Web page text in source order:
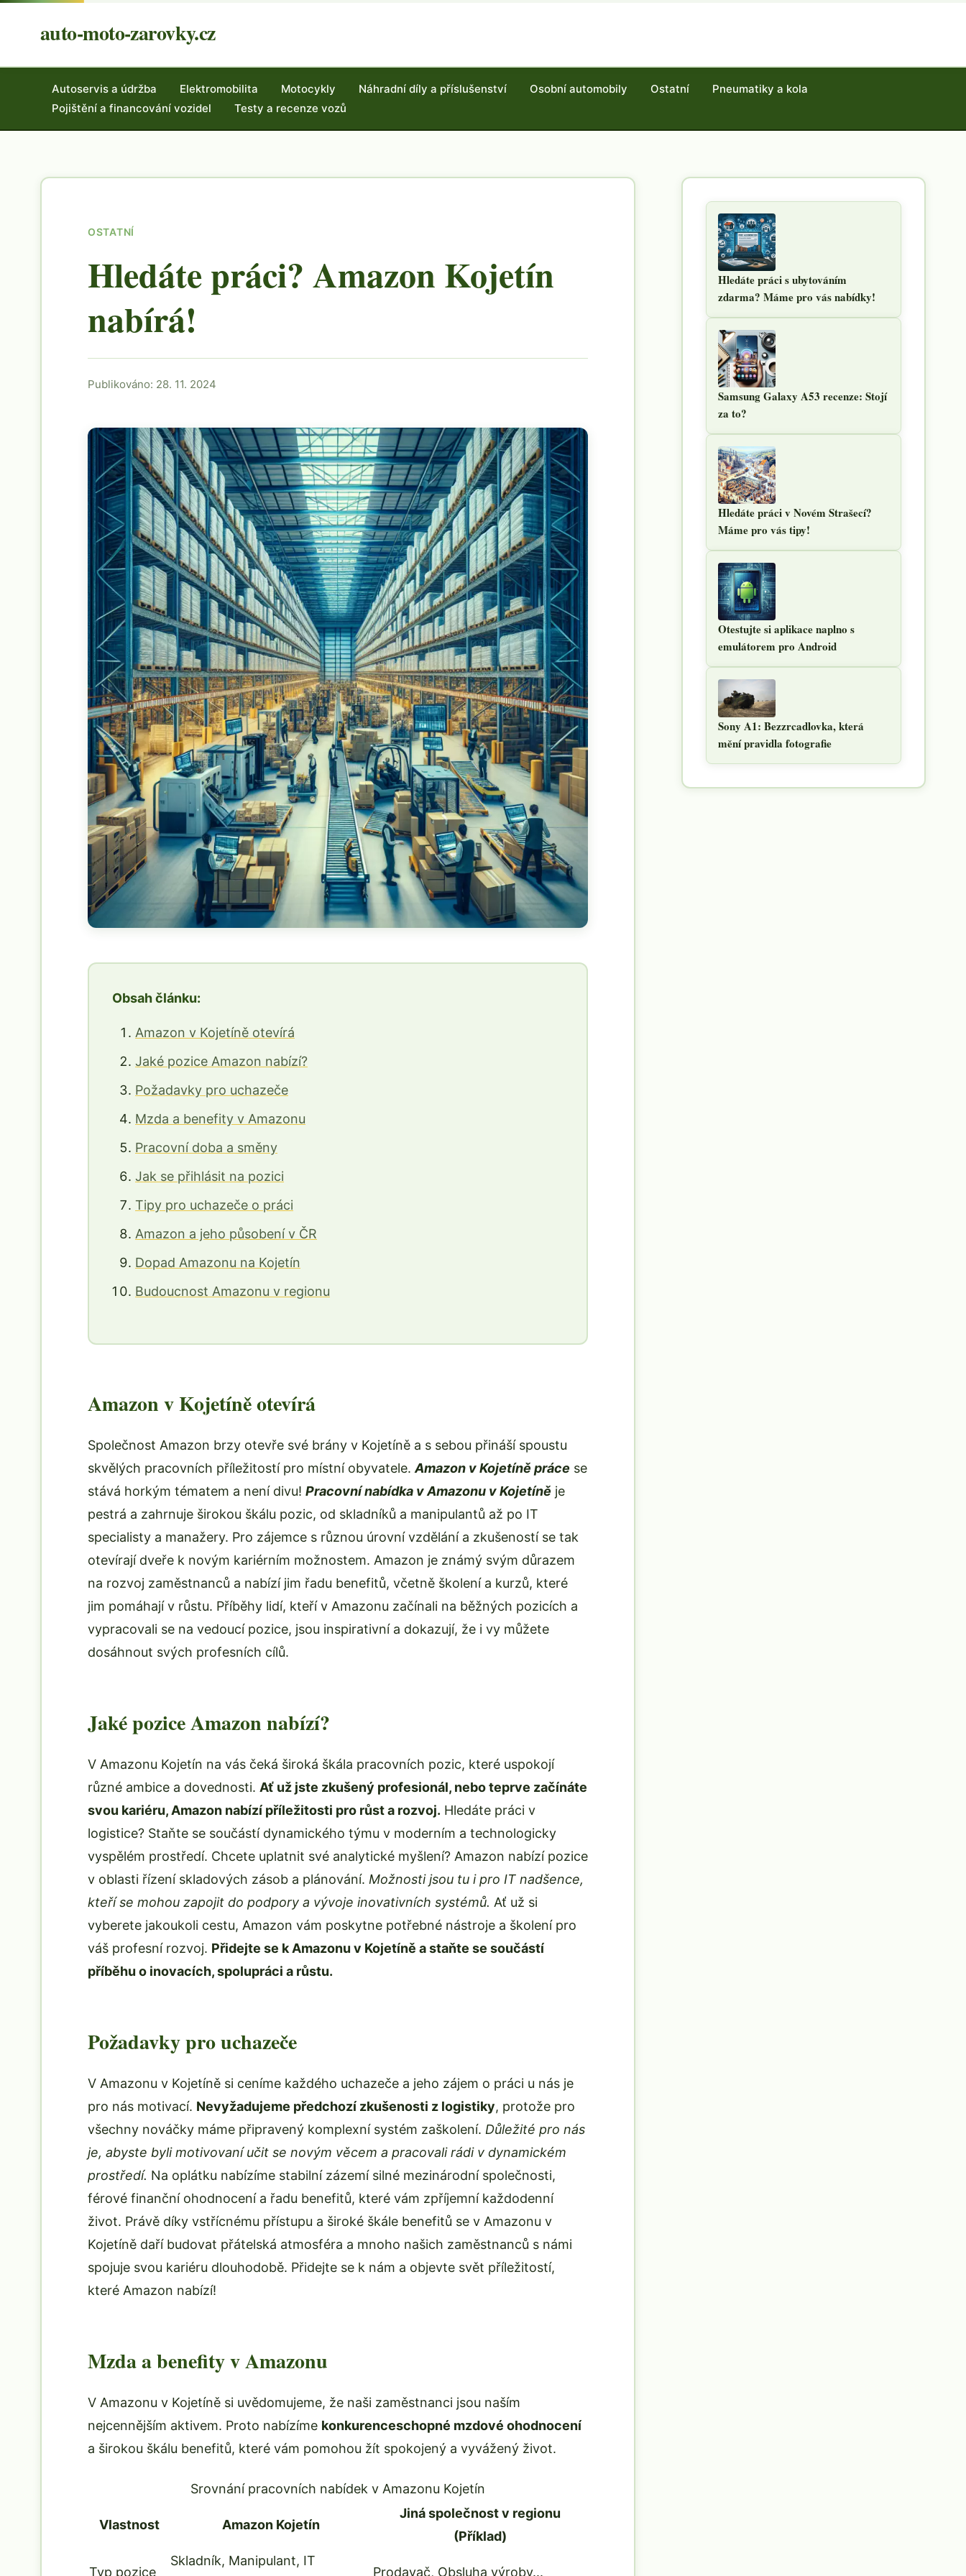
auto-moto-zarovky.cz
Autoservis a údržba Elektromobilita Motocykly Náhradní díly a příslušenství Osobní automobily Ostatní
Pneumatiky a kola
Pojištění a financování vozidel
Testy a recenze vozů
OSTATNÍ
Hledáte práci? Amazon Kojetín
nabírá!
Publikováno: 28. 11. 2024
Obsah článku:
Amazon v Kojetíně otevírá
Jaké pozice Amazon nabízí?
Požadavky pro uchazeče
Mzda a benefity v Amazonu
Pracovní doba a směny
Jak se přihlásit na pozici
Tipy pro uchazeče o práci
Amazon a jeho působení v ČR
Dopad Amazonu na Kojetín
Budoucnost Amazonu v regionu
Amazon v Kojetíně otevírá
Společnost Amazon brzy otevře své brány v Kojetíně a s sebou přináší spoustu
skvělých pracovních příležitostí pro místní obyvatele. Amazon v Kojetíně práce se
stává horkým tématem a není divu! Pracovní nabídka v Amazonu v Kojetíně je
pestrá a zahrnuje širokou škálu pozic, od skladníků a manipulantů až po IT
specialisty a manažery. Pro zájemce s různou úrovní vzdělání a zkušeností se tak
otevírají dveře k novým kariérním možnostem. Amazon je známý svým důrazem
na rozvoj zaměstnanců a nabízí jim řadu benefitů, včetně školení a kurzů, které
jim pomáhají v růstu. Příběhy lidí, kteří v Amazonu začínali na běžných pozicích a
vypracovali se na vedoucí pozice, jsou inspirativní a dokazují, že i vy můžete
dosáhnout svých profesních cílů.
Jaké pozice Amazon nabízí?
V Amazonu Kojetín na vás čeká široká škála pracovních pozic, které uspokojí
různé ambice a dovednosti. Ať už jste zkušený profesionál, nebo teprve začínáte
svou kariéru, Amazon nabízí příležitosti pro růst a rozvoj. Hledáte práci v
logistice? Staňte se součástí dynamického týmu v moderním a technologicky
vyspělém prostředí. Chcete uplatnit své analytické myšlení? Amazon nabízí pozice
v oblasti řízení skladových zásob a plánování. Možnosti jsou tu i pro IT nadšence,
kteří se mohou zapojit do podpory a vývoje inovativních systémů. Ať už si
vyberete jakoukoli cestu, Amazon vám poskytne potřebné nástroje a školení pro
váš profesní rozvoj. Přidejte se k Amazonu v Kojetíně a staňte se součástí
příběhu o inovacích, spolupráci a růstu.
Požadavky pro uchazeče
V Amazonu v Kojetíně si ceníme každého uchazeče a jeho zájem o práci u nás je
pro nás motivací. Nevyžadujeme předchozí zkušenosti z logistiky, protože pro
všechny nováčky máme připravený komplexní systém zaškolení. Důležité pro nás
je, abyste byli motivovaní učit se novým věcem a pracovali rádi v dynamickém
prostředí. Na oplátku nabízíme stabilní zázemí silné mezinárodní společnosti,
férové finanční ohodnocení a řadu benefitů, které vám zpříjemní každodenní
život. Právě díky vstřícnému přístupu a široké škále benefitů se v Amazonu v
Kojetíně daří budovat přátelská atmosféra a mnoho našich zaměstnanců s námi
spojuje svou kariéru dlouhodobě. Přidejte se k nám a objevte svět příležitostí,
které Amazon nabízí!
Mzda a benefity v Amazonu
V Amazonu v Kojetíně si uvědomujeme, že naši zaměstnanci jsou naším
nejcennějším aktivem. Proto nabízíme konkurenceschopné mzdové ohodnocení
a širokou škálu benefitů, které vám pomohou žít spokojený a vyvážený život.
Srovnání pracovních nabídek v Amazonu Kojetín
Vlastnost Amazon Kojetín
Jiná společnost v regionu
(Příklad)
Typ pozice
Skladník, Manipulant, IT
Prodavač, Obsluha výroby...
Hledáte práci s ubytováním
zdarma? Máme pro vás nabídky!
Samsung Galaxy A53 recenze: Stojí
za to?
Hledáte práci v Novém Strašecí?
Máme pro vás tipy!
Otestujte si aplikace naplno s
emulátorem pro Android
Sony A1: Bezzrcadlovka, která
mění pravidla fotografie